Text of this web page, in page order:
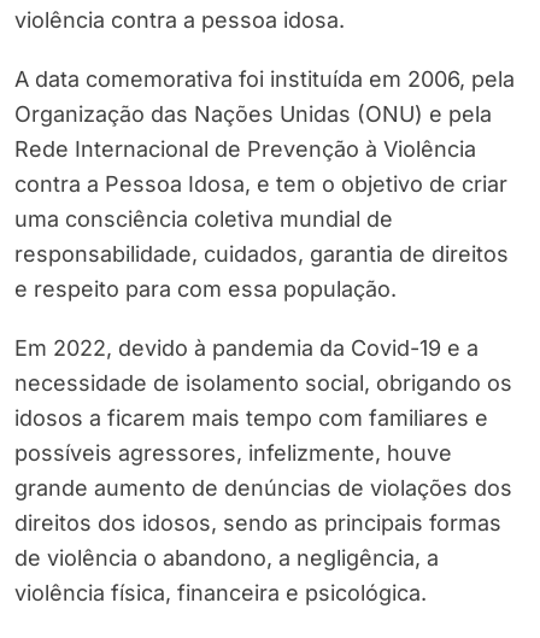
violência contra a pessoa idosa.
A data comemorativa foi instituída em 2006, pela
Organização das Nações Unidas (ONU) e pela
Rede Internacional de Prevenção à Violência
contra a Pessoa Idosa, e tem o objetivo de criar
uma consciência coletiva mundial de
responsabilidade, cuidados, garantia de direitos
e respeito para com essa população.
Em 2022, devido à pandemia da Covid-19 e a
necessidade de isolamento social, obrigando os
idosos a ficarem mais tempo com familiares e
possíveis agressores, infelizmente, houve
grande aumento de denúncias de violações dos
direitos dos idosos, sendo as principais formas
de violência o abandono, a negligência, a
violência física, financeira e psicológica.